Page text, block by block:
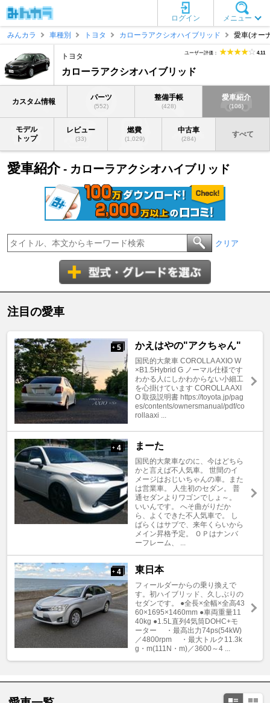
メニュー
ログイン
みんカラ
車種別 トヨタ カローラアクシオハイブリッド 愛車(オー
トヨタ
カローラアクシオハイブリッド
ユーザー評価： 4.11
カスタム情報 パーツ
(552)
整備手帳
(428)
愛車紹介
(106)
モデル
トップ
レビュー
(33)
燃費
(1,029)
中古車
(284)
すべて
愛車紹介- カローラアクシオハイブリッド
クリア
注目の愛車
+ 5 かえはやの"アクちゃん"
国民的大衆車 COROLLA AXIO W
×B1.5Hybrid G ノーマル仕様です
わかる人にしかわからない小細工
を心掛けています COROLLA AXI
O 取扱説明書 https://toyota.jp/pag
es/contents/ownersmanual/pdf/co
rollaaxi ...
+ 4 まーた
国民的大衆車なのに、今はどちら
かと言えば不人気車。 世間のイ
メージはおじいちゃんの車。また
は営業車。 人生初のセダン。 普
通セダンよりワゴンでしょ～。
いいんです。 へそ曲がりだか
ら、よくできた不人気車で。 し
ばらくはサブで、来年くらいから
メイン昇格予定。 ＯＰはナンバ
ーフレーム、 ...
+ 4 東日本
フィールダーからの乗り換えで
す。初ハイブリッド、久しぶりの
セダンです。 ●全長×全幅×全高43
60×1695×1460mm ●車両重量11
40kg ●1.5L直列4気筒DOHC+モ
ーター ・最高出力74ps(54kW)
／4800rpm ・最大トルク11.3k
g・m(111N・m)／3600～4 ...